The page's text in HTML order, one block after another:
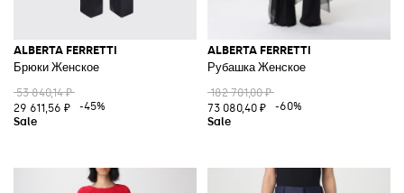
ALBERTA FERRETTI
Брюки Женское
53 840,14 ₽
29 611,56 ₽
-45%
ALBERTA FERRETTI
Рубашка Женское
182 701,00 ₽
73 080,40 ₽
-60%